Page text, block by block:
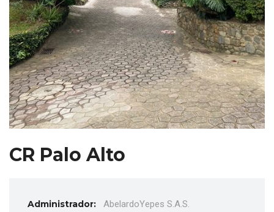
CR Palo Alto
Administrador:
AbelardoYepes S.A.S.